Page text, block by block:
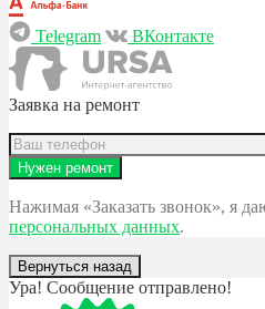
Telegram ВКонтакте
Заявка на ремонт
Нажимая «Заказать звонок», я
персональных данных.
Вернуться назад
Ура! Сообщение отправлено!